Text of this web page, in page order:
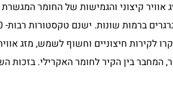
אוויר קיצוני והגמישות של החומר
לקירות חיצוניים וחשוף לשמש, מזג
המחבר בין הקיר לחומר האקרילי. בזכות